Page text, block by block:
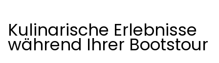
Kulinarische Erlebnisse
während Ihrer Bootstour